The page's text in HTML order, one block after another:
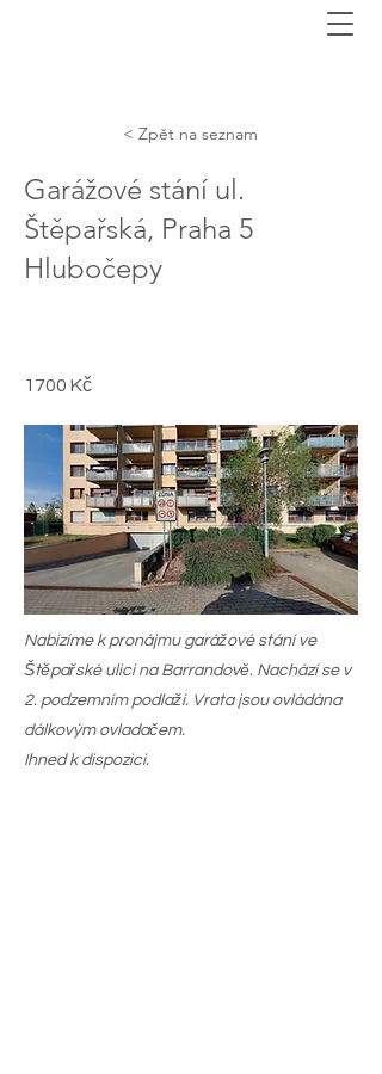
< Zpět na seznam
Garážové stání ul.
Štěpařská, Praha 5
Hlubočepy
1700 Kč
Nabízíme k pronájmu garážové stání ve
Štěpařské ulici na Barrandově. Nachází se v
2. podzemním podlaží. Vrata jsou ovládána
dálkovým ovladačem.
Ihned k dispozici.